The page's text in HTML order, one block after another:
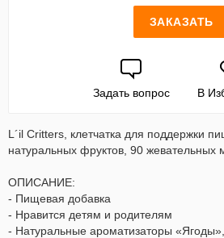
ЗАКАЗАТЬ
Задать вопрос В
L´il Critters, клетчатка для поддержки
натуральных фруктов, 90 жевательных
ОПИСАНИЕ:
- Пищевая добавка
- Нравится детям и родителям
- Натуральные ароматизаторы